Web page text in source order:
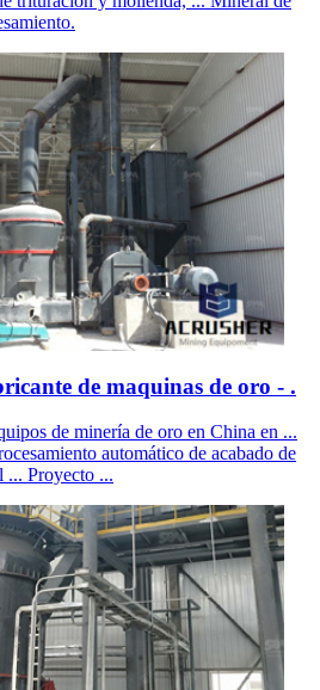
de maquinas de oro - .
de minería de oro en China en ...
automático de acabado de
... Proyecto ...